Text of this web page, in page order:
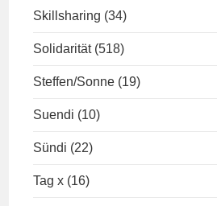
Skillsharing (34)
Solidarität (518)
Steffen/Sonne (19)
Suendi (10)
Sündi (22)
Tag x (16)